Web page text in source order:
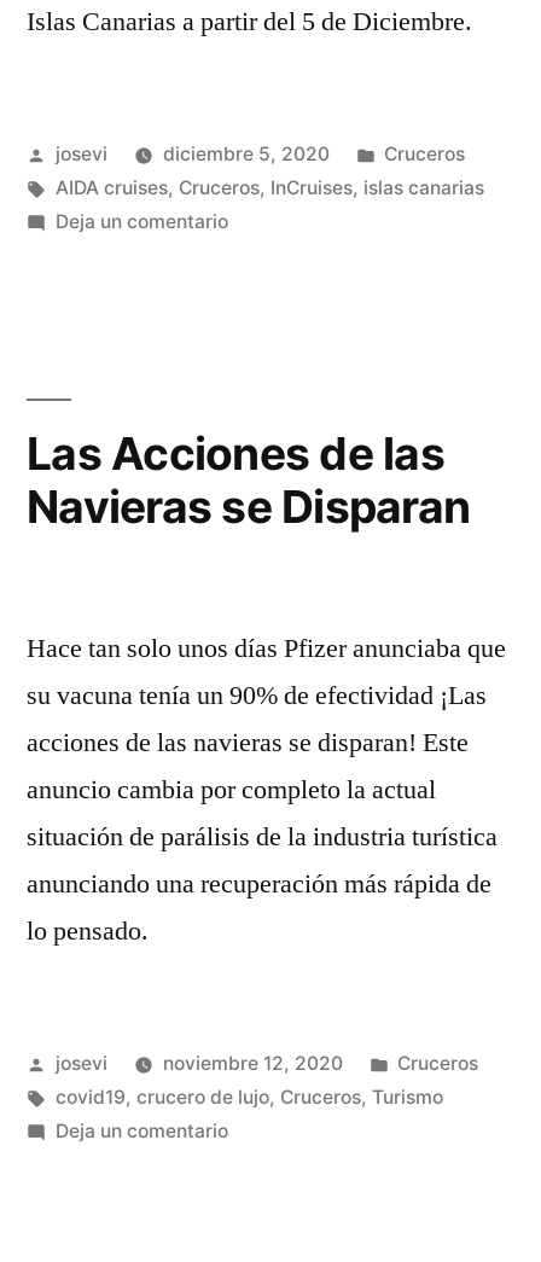
Islas Canarias a partir del 5 de Diciembre.
Publicado
por
josevi diciembre 5, 2020
Publicado
en
Cruceros
Etiquetas:
AIDA cruises, Cruceros, InCruises, islas canarias
Deja un comentarioen
En
España
Las Acciones de las
Navieras se Disparan
Hace tan solo unos días Pfizer anunciaba que
su vacuna tenía un 90% de efectividad ¡Las
acciones de las navieras se disparan! Este
anuncio cambia por completo la actual
situación de parálisis de la industria turística
anunciando una recuperación más rápida de
lo pensado.
Publicado
por
josevi noviembre 12, 2020
Publicado
en
Cruceros
Etiquetas:
covid19, crucero de lujo, Cruceros, Turismo
Deja un comentarioen